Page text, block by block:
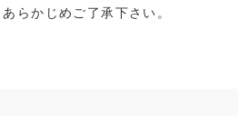
らかじめご了承下さい。